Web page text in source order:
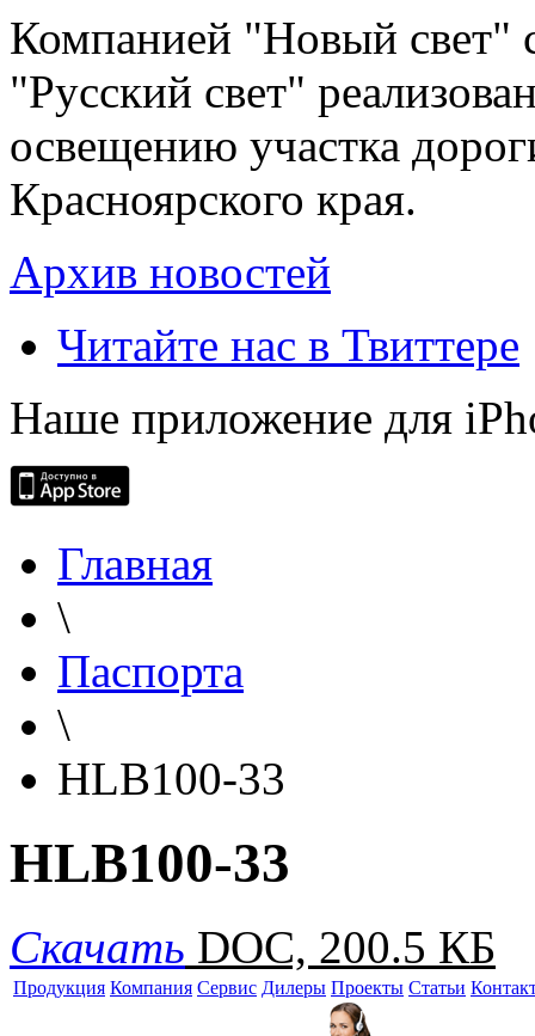
Компанией "Новый свет"
"Русский свет"
освещению участка
Красноярского края.
Архив новостей
Читайте нас в Твиттере
Наше приложение для
Главная
\
Паспорта
\
HLB100-33
HLB100-33
Скачать DOC, 200.5 КБ
Продукция Компания Сервис Дилеры Проекты Статьи